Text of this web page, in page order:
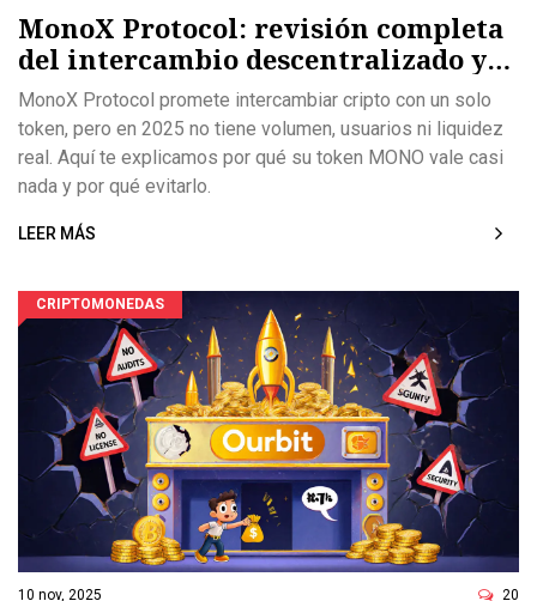
MonoX Protocol: revisión completa
del intercambio descentralizado y
su token MONO
MonoX Protocol promete intercambiar cripto con un solo
token, pero en 2025 no tiene volumen, usuarios ni liquidez
real. Aquí te explicamos por qué su token MONO vale casi
nada y por qué evitarlo.
LEER MÁS
CRIPTOMONEDAS
10 nov, 2025 20